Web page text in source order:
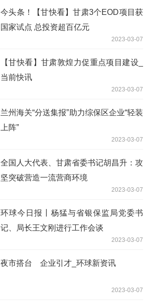
今头条！【甘快看】甘肃3个EOD项目获
国家试点 总投资超百亿元
2023-03-07
【甘快看】甘肃敦煌力促重点项目建设_
当前快讯
2023-03-07
兰州海关“分送集报”助力综保区企业“轻装
上阵”
2023-03-07
全国人大代表、甘肃省委书记胡昌升：攻
坚突破营造一流营商环境
2023-03-07
环球今日报丨杨猛与省银保监局党委书
记、局长王文刚进行工作会谈
2023-03-07
夜市搭台 企业引才_环球新资讯
2023-03-07